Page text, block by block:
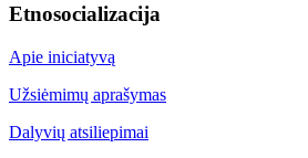
Etnosocializacija
Apie iniciatyvą
Užsiėmimų aprašymas
Dalyvių atsiliepimai